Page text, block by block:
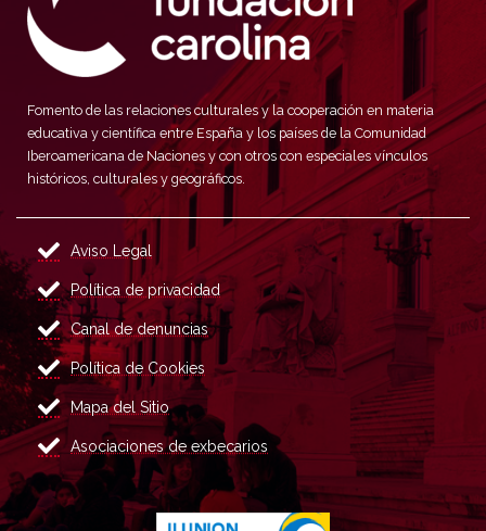
Fomento de las relaciones culturales y la cooperación en materia
educativa y científica entre España y los países de la Comunidad
Iberoamericana de Naciones y con otros con especiales vínculos
históricos, culturales y geográficos.
Aviso Legal
Política de privacidad
Canal de denuncias
Política de Cookies
Mapa del Sitio
Asociaciones de exbecarios